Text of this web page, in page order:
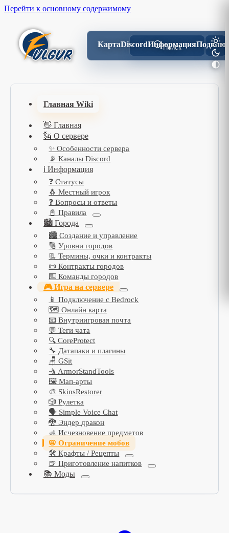
Перейти к основному содержимому
КартаDiscordИнформация
Поиск
Главная Wiki
👋 Главная
🗽 О сервере
✨ Особенности сервера
📡 Каналы Discord
ℹ️ Информация
❓ Статусы
🐧 Местный игрок
❓ Вопросы и ответы
📓 Правила
🏙️ Города
🏙️ Создание и управление
🔢 Уровни городов
📃 Термины, очки и контракты
📜 Контракты городов
⌨️ Команды городов
🎮 Игра на сервере
📱 Подключение с Bedrock
🗺️ Онлайн карта
📧 Внутриигровая почта
💬 Теги чата
🔍 CoreProtect
🔧 Датапаки и плагины
🪑 GSit
🤺 ArmorStandTools
🖼️ Мап-арты
🎨 SkinsRestorer
🎲 Рулетка
🗣️ Simple Voice Chat
🐉 Эндер дракон
🚮 Исчезновение предметов
📛 Ограничение мобов
🛠️ Крафты / Рецепты
🍺 Приготовление напитков
📚 Моды